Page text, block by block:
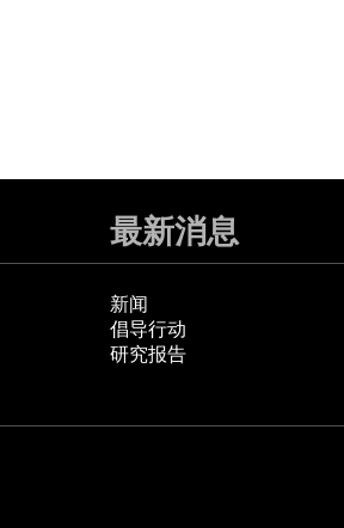
最新消息
新闻
倡导行动
研究报告